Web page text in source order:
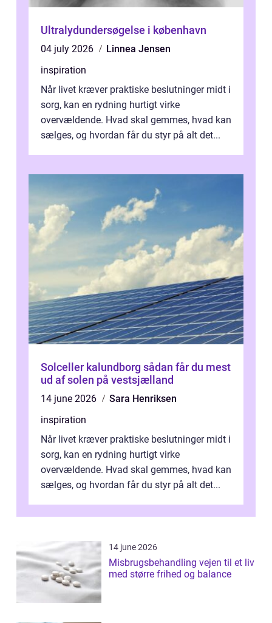
Ultralydundersøgelse i københavn
04 july 2026
Linnea Jensen
inspiration
Når livet kræver praktiske beslutninger midt i
sorg, kan en rydning hurtigt virke
overvældende. Hvad skal gemmes, hvad kan
sælges, og hvordan får du styr på alt det...
Solceller kalundborg sådan får du mest
ud af solen på vestsjælland
14 june 2026
Sara Henriksen
inspiration
Når livet kræver praktiske beslutninger midt i
sorg, kan en rydning hurtigt virke
overvældende. Hvad skal gemmes, hvad kan
sælges, og hvordan får du styr på alt det...
14 june 2026
Misbrugsbehandling vejen til et liv
med større frihed og balance